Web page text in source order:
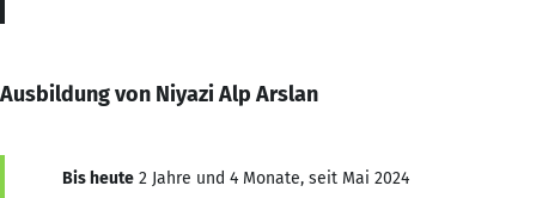
Ausbildung von Niyazi Alp Arslan
Bis heute 2 Jahre und 4 Monate, seit Mai 2024